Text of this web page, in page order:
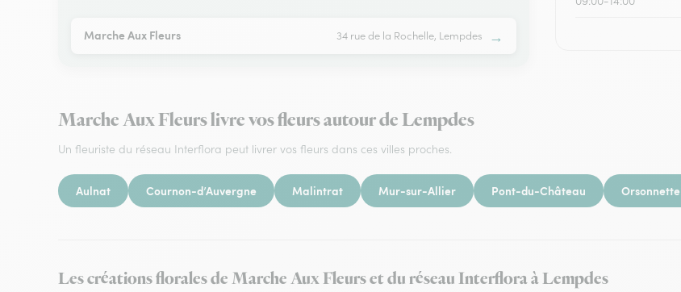
Marche Aux Fleurs 34 rue de la Rochelle, Lempdes →
Marche Aux Fleurs livre vos fleurs autour de Lempdes
Un fleuriste du réseau Interflora peut livrer vos fleurs dans ces villes proches.
Aulnat Cournon-d’Auvergne Malintrat Mur-sur-Allier Pont-du-Château Orsonnette
Les créations florales de Marche Aux Fleurs et du réseau Interflora à Lempdes